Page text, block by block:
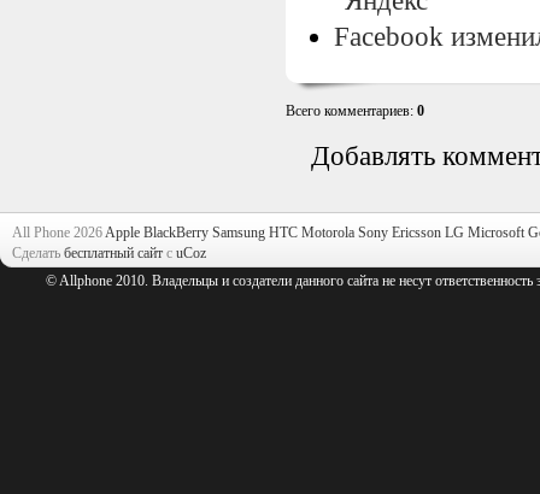
Facebook
Всего комментариев: 0
Добавлять
All Phone 2026Apple BlackBerry Samsung HTC Motorola Sony Ericsson LG Microsoft
Сделать бесплатный сайт с uCoz
© Allphone 2010. Владельцы и создатели данного сайта не несут